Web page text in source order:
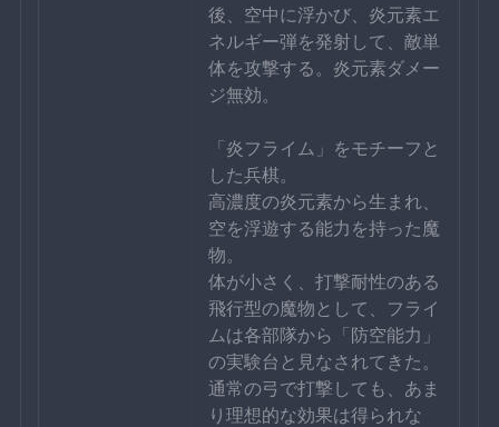
後、空中に浮かび、炎元素エ
ネルギー弾を発射して、敵単
体を攻撃する。炎元素ダメー
ジ無効。
「炎フライム」をモチーフと
した兵棋。
高濃度の炎元素から生まれ、
空を浮遊する能力を持った魔
物。
体が小さく、打撃耐性のある
飛行型の魔物として、フライ
ムは各部隊から「防空能力」
の実験台と見なされてきた。
通常の弓で打撃しても、あま
り理想的な効果は得られな